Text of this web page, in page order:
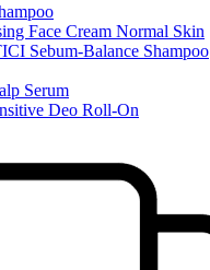
Face Cream Normal Skin
Sebum-Balance Shampoo
Serum
Deo Roll-On